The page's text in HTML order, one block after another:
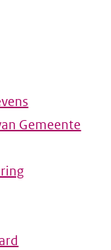
Gemeente